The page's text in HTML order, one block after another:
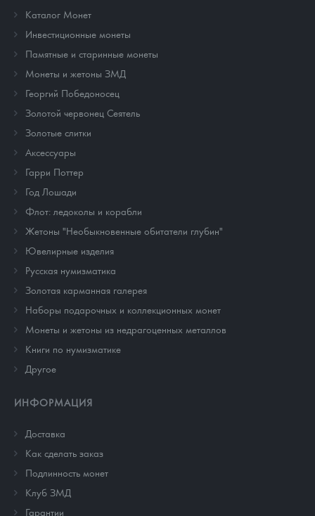
Каталог Монет
Инвестиционные монеты
Памятные и старинные монеты
Монеты и жетоны ЗМД
Георгий Победоносец
Золотой червонец Сеятель
Золотые слитки
Аксессуары
Гарри Поттер
Год Лошади
Флот: ледоколы и корабли
Жетоны "Необыкновенные обитатели глубин"
Ювелирные изделия
Русская нумизматика
Золотая карманная галерея
Наборы подарочных и коллекционных монет
Монеты и жетоны из недрагоценных металлов
Книги по нумизматике
Другое
ИНФОРМАЦИЯ
Доставка
Как сделать заказ
Подлинность монет
Клуб ЗМД
Гарантии